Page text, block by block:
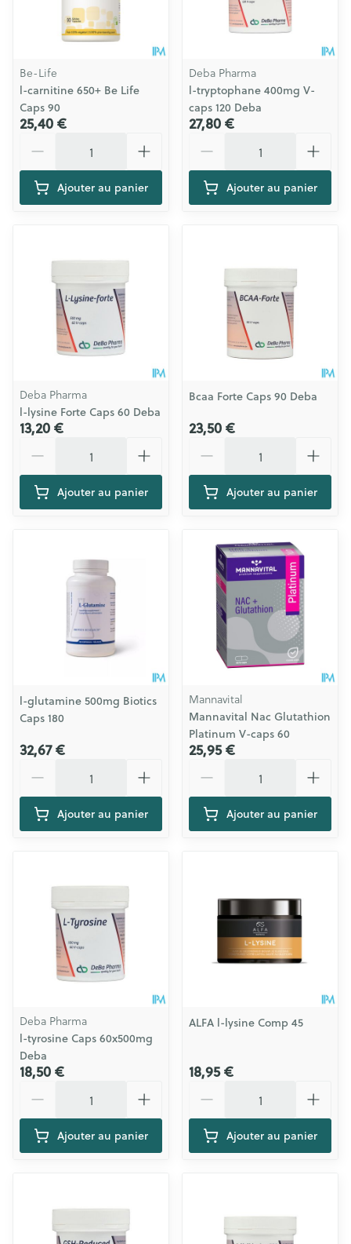
Be-Life
l-carnitine 650+ Be Life
Caps 90
25,40 €
Ajouter au panier
Deba Pharma
l-tryptophane 400mg V-
caps 120 Deba
27,80 €
Ajouter au panier
Deba Pharma
l-lysine Forte Caps 60 Deba
13,20 €
Ajouter au panier
Bcaa Forte Caps 90 Deba
23,50 €
Ajouter au panier
l-glutamine 500mg Biotics
Caps 180
32,67 €
Ajouter au panier
Mannavital
Mannavital Nac Glutathion
Platinum V-caps 60
25,95 €
Ajouter au panier
Deba Pharma
l-tyrosine Caps 60x500mg
Deba
18,50 €
Ajouter au panier
ALFA l-lysine Comp 45
18,95 €
Ajouter au panier